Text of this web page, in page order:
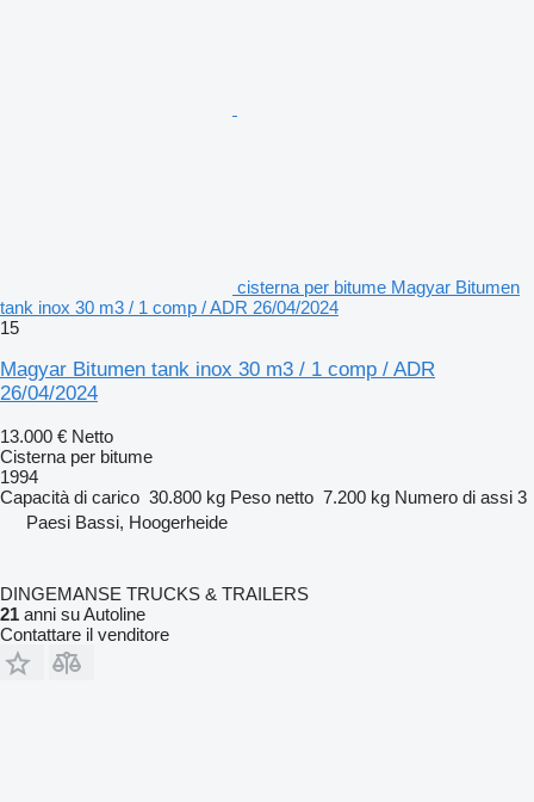
cisterna per bitume Magyar Bitumen
tank inox 30 m3 / 1 comp / ADR 26/04/2024
15
Magyar Bitumen tank inox 30 m3 / 1 comp / ADR
26/04/2024
13.000 € Netto
Cisterna per bitume
1994
Capacità di carico 30.800 kg Peso netto 7.200 kg Numero di assi 3
Paesi Bassi, Hoogerheide
DINGEMANSE TRUCKS & TRAILERS
21 anni su Autoline
Contattare il venditore